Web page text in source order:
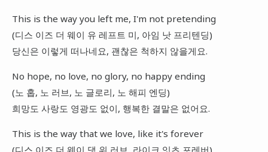
This is the way you left me, I'm not pretending
(디스 이즈 더 웨이 유 레프트 미, 아임 낫 프리텐딩)
당신은 이렇게 떠나네요, 괜찮은 척하지 않을게요.
No hope, no love, no glory, no happy ending
(노 홉, 노 러브, 노 글로리, 노 해피 엔딩)
희망도 사랑도 영광도 없이, 행복한 결말은 없어요.
This is the way that we love, like it's forever